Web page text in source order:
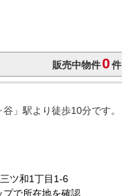
販売中物件0件
」駅より徒歩10分です。
ツ和1丁目1-6
プで所在地を確認